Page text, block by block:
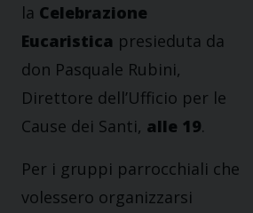
la Celebrazione
Eucaristica presieduta da
don Pasquale Rubini,
Direttore dell’Ufficio per le
Cause dei Santi, alle 19.
Per i gruppi parrocchiali che
volessero organizzarsi